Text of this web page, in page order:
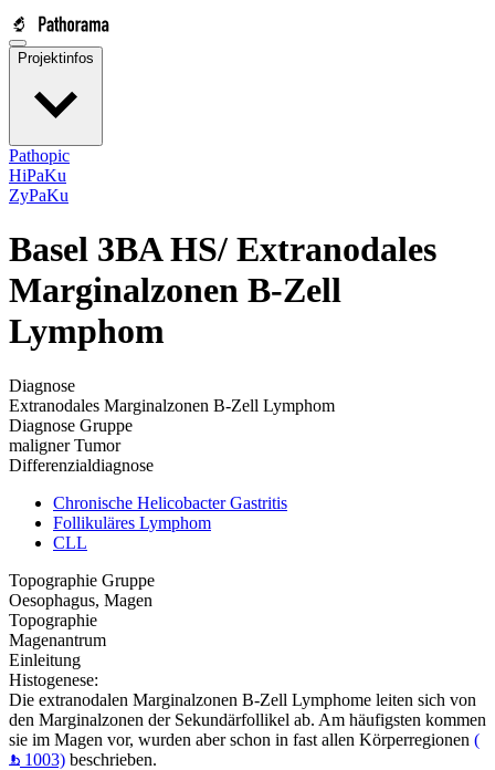
Projektinfos
Pathopic
HiPaKu
ZyPaKu
Basel 3BA HS/ Extranodales
Marginalzonen B-Zell
Lymphom
Diagnose
Extranodales Marginalzonen B-Zell Lymphom
Diagnose Gruppe
maligner Tumor
Differenzialdiagnose
Chronische Helicobacter Gastritis
Follikuläres Lymphom
CLL
Topographie Gruppe
Oesophagus, Magen
Topographie
Magenantrum
Einleitung
Histogenese:
Die extranodalen Marginalzonen B-Zell Lymphome leiten sich von
den Marginalzonen der Sekundärfollikel ab. Am häufigsten kommen
sie im Magen vor, wurden aber schon in fast allen Körperregionen (
1003) beschrieben.